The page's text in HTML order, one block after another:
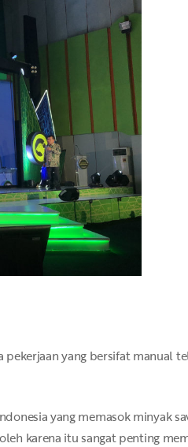
yang bersifat manual
yang memasok minyak
karena itu sangat penting